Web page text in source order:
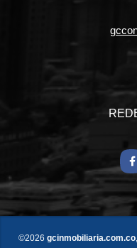
©2026 gcinmobiliaria.com.co